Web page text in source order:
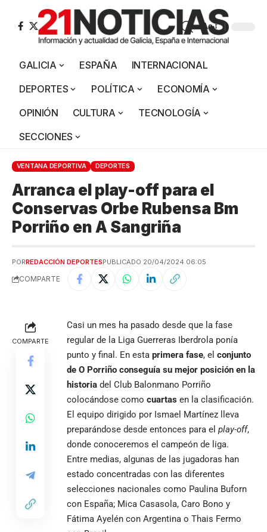
Aa
GALICIA ESPAÑA
INTERNACIONAL
DEPORTES
POLÍTICA
ECONOMÍA
OPINIÓN
CULTURA
TECNOLOGÍA
SECCIONES
VENTANA DEPORTIVA DEPORTES
Arranca el play-off para el
Conservas Orbe Rubensa Bm
Porriño en A Sangriña
PORREDACCIÓN DEPORTESPUBLICADO 20/04/2024 06:05
COMPARTE
COMPARTE
Casi un mes ha pasado desde que la fase
regular de la Liga Guerreras Iberdrola ponía
punto y final. En esta primera fase, el conjunto
de O Porriño conseguía su mejor posición en la
historia del Club Balonmano Porriño
colocándose como cuartas en la clasificación.
El equipo dirigido por Ismael Martínez lleva
preparándose desde entonces para el play-off,
donde conoceremos el campeón de liga.
Entre medias, algunas de las jugadoras han
estado concentradas con las diferentes
selecciones nacionales como Paulina Buforn
con España; Mica Casasola, Caro Bono y
Fátima Ayelén con Argentina o Thais Fermo